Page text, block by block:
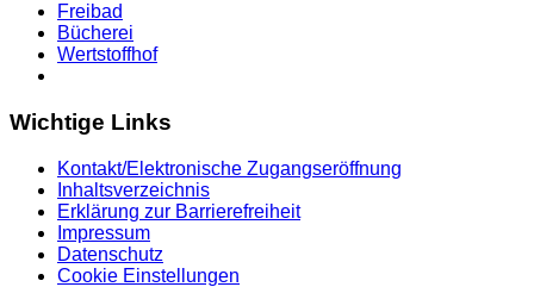
Freibad
Bücherei
Wertstoffhof
Wichtige Links
Kontakt/Elektronische Zugangseröffnung
Inhaltsverzeichnis
Erklärung zur Barrierefreiheit
Impressum
Datenschutz
Cookie Einstellungen